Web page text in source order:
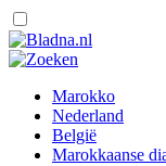
Marokko
Nederland
België
Marokkaanse